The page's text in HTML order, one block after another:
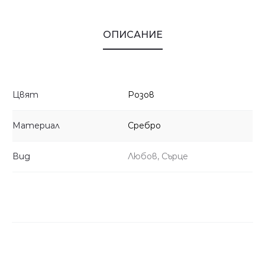
ОПИСАНИЕ
Цвят Розов
Материал Сребро
Вид Любов, Сърце